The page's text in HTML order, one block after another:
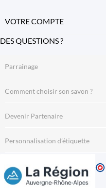
VOTRE COMPTE
DES QUESTIONS ?
Parrainage
Comment choisir son savon ?
Devenir Partenaire
Personnalisation d’étiquette